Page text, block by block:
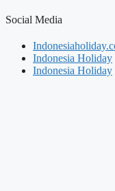
Social Media
Indonesia Holiday
Indonesia Holiday